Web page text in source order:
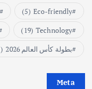
Eco-friendly
(5)
Technology
(19)
بطولة كأس العالم 2026
(11)
Meta